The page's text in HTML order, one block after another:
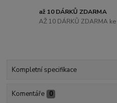
až 10 DÁRKŮ ZDARMA
AŽ 10 DÁRKŮ ZDARMA
Kompletní specifikace
Komentáře 0